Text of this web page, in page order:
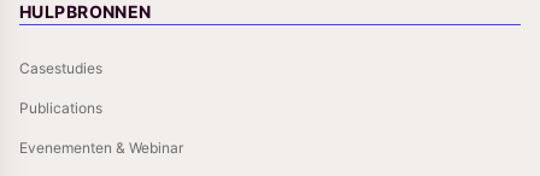
HULPBRONNEN
Casestudies
Publications
Evenementen & Webinar